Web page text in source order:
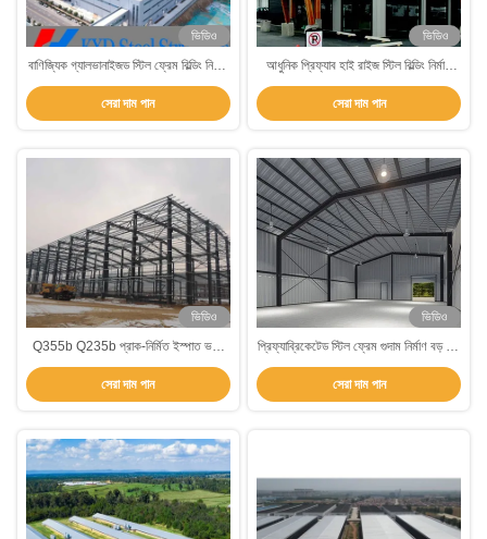
ভিডিও
বাণিজ্যিক গ্যালভানাইজড স্টিল ফ্রেম বিল্ডিং নির্মাণ
রক উল ছাদ দেওয়াল সঙ্গে
সেরা দাম পান
ভিডিও
আধুনিক প্রিফ্যাব হাই রাইজ স্টিল বিল্ডিং নির্মাণ
স্টিল ফ্রেম কাঠামো বিল্ডিং
সেরা দাম পান
ভিডিও
Q355b Q235b প্রাক-নির্মিত ইস্পাত ভবন
ধাতব ফ্রেম কাঠামো নির্মাণ
সেরা দাম পান
ভিডিও
প্রিফ্যাব্রিকেটেড স্টিল ফ্রেম গুদাম নির্মাণ বড় ধাতু
শেল কর্মশালা কাস্টম
সেরা দাম পান